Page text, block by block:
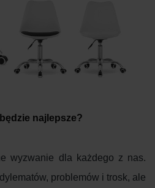
najlepsze?
wyzwanie dla każdego z nas.
problemów i trosk, ale